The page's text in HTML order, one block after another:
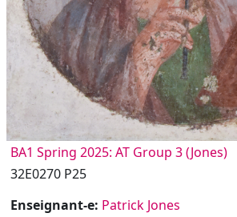
BA1 Spring 2025: AT Group 3 (Jones)
32E0270 P25
Enseignant-e: Patrick Jones